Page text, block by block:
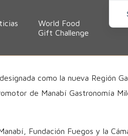
World Food
Gift Challenge
como la nueva Región
de Manabí Gastronomía
Fundación Fuegos y la